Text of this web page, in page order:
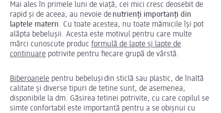
Mai ales în primele luni de viață, cei mici cresc deosebit de
rapid și de aceea, au nevoie de nutrienți importanți din
laptele matern. Cu toate acestea, nu toate mămicile își pot
alăpta bebelușii. Acesta este motivul pentru care multe
mărci cunoscute produc formulă de lapte și lapte de
continuare potrivite pentru fiecare grupă de vârstă.
Biberoanele pentru bebeluși din sticlă sau plastic, de înaltă
calitate și diverse tipuri de tetine sunt, de asemenea,
disponibile la dm. Găsirea tetinei potrivite, cu care copilul se
simte confortabil este importantă pentru a se obișnui cu